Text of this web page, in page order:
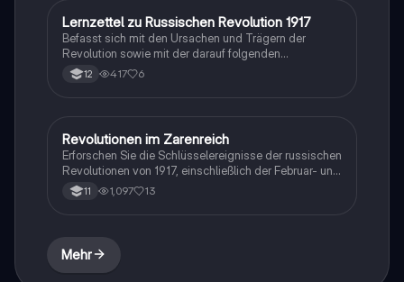
Geschichte
Lernzettel zu Russischen Revolution 1917
Befasst sich mit den Ursachen und Trägern der
Revolution sowie mit der darauf folgenden
Doppelherrschaft, das Scheitern dieser und den
Aprilthesen
12 417 6
Geschichte
Revolutionen im Zarenreich
Erforschen Sie die Schlüsselereignisse der russischen
Revolutionen von 1917, einschließlich der Februar- und
Oktoberrevolution, Stalins Herrschaft und der
Auswirkungen der Fünfjahrespläne. Diese
Sowjetunion führten, und beleuchtet die Rolle der
Bolschewiki sowie die gesellschaftlichen
Veränderungen im Zarenreich. Ideal für Studierende
11 1,097 13
Mehr